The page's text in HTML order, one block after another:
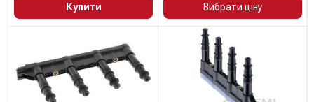
Купити Вибрати ціну